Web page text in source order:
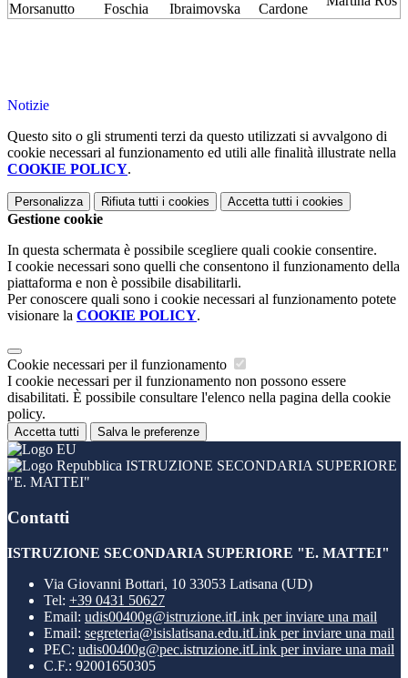
Morsanutto
Foschia
Ibraimovska
Cardone
Notizie
Questo sito o gli strumenti terzi da questo utilizzati si avvalgono di
cookie necessari al funzionamento ed utili alle finalità illustrate nella
COOKIE POLICY.
Personalizza Rifiuta tutti i cookies Accetta tutti i cookies
Gestione cookie
In questa schermata è possibile scegliere quali cookie consentire.
I cookie necessari sono quelli che consentono il funzionamento della
piattaforma e non è possibile disabilitarli.
Per conoscere quali sono i cookie necessari al funzionamento potete
visionare la COOKIE POLICY.
Cookie necessari per il funzionamento
I cookie necessari per il funzionamento non possono essere
disabilitati. È possibile consultare l'elenco nella pagina della cookie
policy.
Accetta tutti Salva le preferenze
ISTRUZIONE SECONDARIA SUPERIORE
"E. MATTEI"
Contatti
ISTRUZIONE SECONDARIA SUPERIORE "E. MATTEI"
Via Giovanni Bottari, 10 33053 Latisana (UD)
Tel: +39 0431 50627
Email: udis00400g@istruzione.itLink per inviare una mail
Email: segreteria@isislatisana.edu.itLink per inviare una mail
PEC: udis00400g@pec.istruzione.itLink per inviare una mail
C.F.: 92001650305